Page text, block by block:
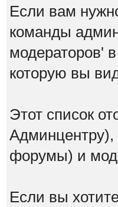
Если вам
команды
модераторов'
которую вы
Этот список
Админцентру),
форумы) и
Если вы